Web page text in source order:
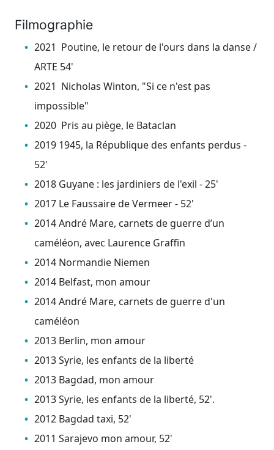
Filmographie
2021 Poutine, le retour de l'ours dans la danse /
ARTE 54'
2021 Nicholas Winton, "Si ce n'est pas
impossible"
2020 Pris au piège, le Bataclan
2019 1945, la République des enfants perdus -
52'
2018 Guyane : les jardiniers de l'exil - 25'
2017 Le Faussaire de Vermeer - 52'
2014 André Mare, carnets de guerre d’un
caméléon, avec Laurence Graffin
2014 Normandie Niemen
2014 Belfast, mon amour
2014 André Mare, carnets de guerre d'un
caméléon
2013 Berlin, mon amour
2013 Syrie, les enfants de la liberté
2013 Bagdad, mon amour
2013 Syrie, les enfants de la liberté, 52'.
2012 Bagdad taxi, 52'
2011 Sarajevo mon amour, 52'